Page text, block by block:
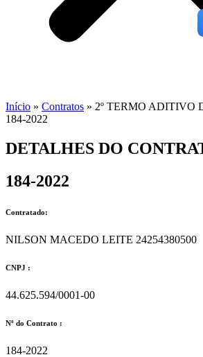
Início » Contratos » 2º TERMO ADITIVO
184-2022
DETALHES DO
184-2022
Contratado:
NILSON MACEDO LEITE 24254380500
CNPJ :
44.625.594/0001-00
Nº do Contrato :
184-2022